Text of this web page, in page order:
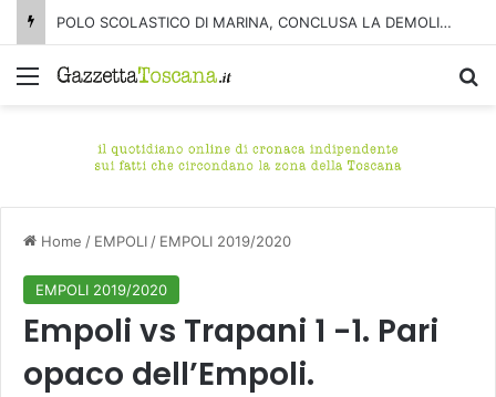
POLO SCOLASTICO DI MARINA, CONCLUSA LA DEMOLIZIONE DELL’ALA NORD-SUD
Menu
Home / EMPOLI / EMPOLI 2019/2020
EMPOLI 2019/2020
Empoli vs Trapani 1 -1. Pari
opaco dell’Empoli.